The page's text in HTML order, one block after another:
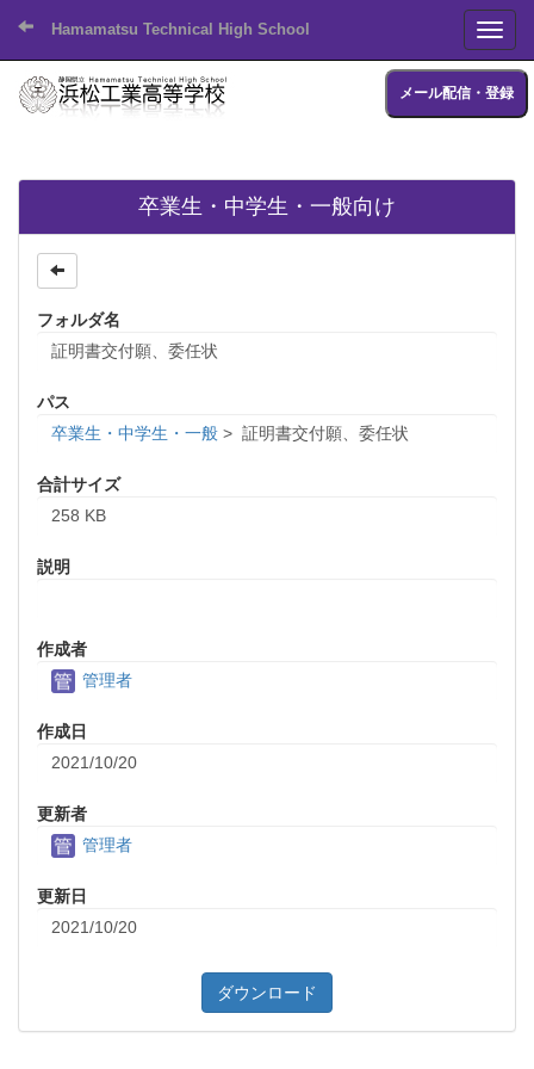
Hamamatsu Technical High School
メール配信・登録
卒業生・中学生・一般向け
フォルダ名
証明書交付願、委任状
パス
卒業生・中学生・一般 > 証明書交付願、委任状
合計サイズ
258 KB
説明
作成者
管理者
作成日
2021/10/20
更新者
管理者
更新日
2021/10/20
ダウンロード